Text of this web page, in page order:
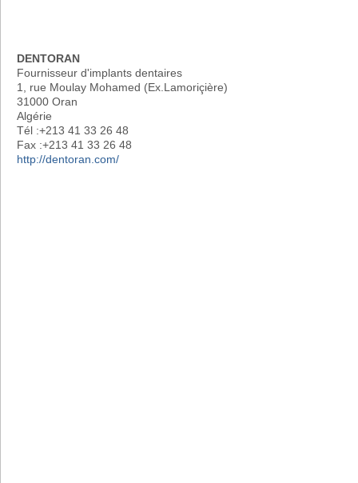
DENTORAN
Fournisseur d'implants dentaires
1, rue Moulay Mohamed (Ex.Lamoriçière)
31000 Oran
Algérie
Tél :+213 41 33 26 48
Fax :+213 41 33 26 48
http://dentoran.com/